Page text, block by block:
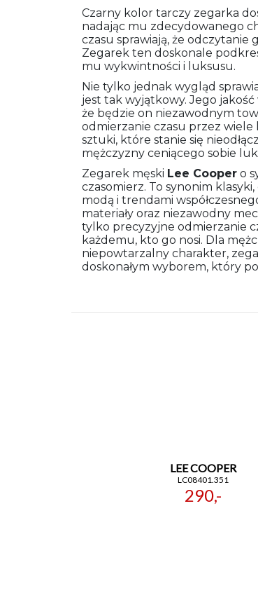
Czarny kolor tarczy zegarka
nadając mu zdecydowanego
czasu sprawiają, że odczytanie
Zegarek ten doskonale
mu wykwintności i luksusu.
Nie tylko jednak wygląd
jest tak wyjątkowy. Jego
że będzie on niezawodnym
odmierzanie czasu przez wiele
sztuki, które stanie się
mężczyzny ceniącego sobie
Zegarek męski Lee Cooper o
czasomierz. To synonim
modą i trendami
materiały oraz niezawodny
tylko precyzyjne odmierzanie
każdemu, kto go nosi. Dla
niepowtarzalny charakter,
doskonałym wyborem, który
LEE COOPER
LC08401.351
290,-